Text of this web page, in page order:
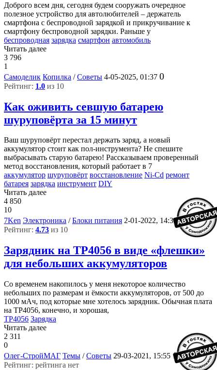
Доброго всем дня, сегодня будем сооружать очередное
полезное устройство для автолюбителей – держатель
смартфона с беспроводной зарядкой и прикручивание к
смартфону беспроводной зарядки. Раньше у
беспроводная зарядка смартфон автомобиль
Читать далее
3 796
1
Самоделик Копилка /Советы 4-05-2025, 01:37 0
Рейтинг: 1.0 из 10
Как оживить севшую батарею
шуруповёрта за 15 минут
Ваш шуруповёрт перестал держать заряд, а новый
аккумулятор стоит как пол-инструмента? Не спешите
выбрасывать старую батарею! Рассказываем проверенный
метод восстановления, который работает в 7
аккумулятор шуруповёрт восстановление Ni-Cd ремонт
батарея зарядка инструмент DIY
Читать далее
4 850
10
7Ken Электроника /Блоки питания 2-01-2022, 14:33 5
Рейтинг: 4.73 из 10
Зарядник на TP4056 в виде «флешки»
для небольших аккумуляторов
Со временем накопилось у меня некоторое количество
небольших по размерам и ёмкости аккумуляторов, от 500 до
1000 мАч, под которые мне хотелось зарядник. Обычная плата
на ТР4056, конечно, и хорошая,
TP4056 Зарядка
Читать далее
2 311
0
Олег-СтройМАГ Темы /Советы 29-03-2021, 15:55 1
Рейтинг: рейтинга нет